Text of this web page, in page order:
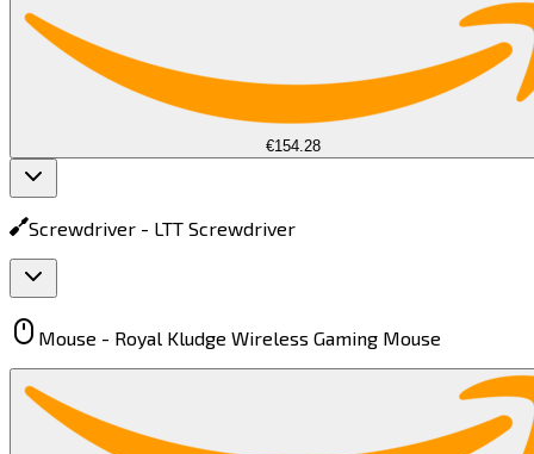
€154.28
Screwdriver - LTT Screwdriver​​​​‌ ‍ ​‍​‍‌‍ ‌ ​‍‌‍‍‌‌‍‌ ‌‍‍‌‌‍ ‍​‍​‍​ ‍‍​‍​‍‌ ​ ‌‍​‌‌‍ ‍‌‍‍‌‌ ‌​‌ ‍‌​‍ ‍‌‍‍‌‌‍ ​‍​‍​‍ ​​‍​‍‌‍‍​‌ ​‍‌‍‌‌‌‍‌‍​‍​‍​ ‍‍​‍​‍​‍ ‌‍​‌‌‍‌​‌‍ ‌‌‍‍‌‌‍ ‍​‍ ‌‍‍‌‌‍ ‍‌ ‌​‌‍‌‌‌‍ ‍‌ ‌​​‍ ‌‍‌‌‌‍‌​‌‍‍‌‌ ‌​​‍ ‌‍ ‌‌‍ ‌‍‌​‌‍‌‌​ ‌‌ ​​‌ ​‍‌‍‌‌‌ ​ ‌‍‌‌‌‍ ‍‌ ‌​‌‍​‌‌ ‌​‌‍‍‌‌‍ ‌‍ ‍​ ‍ ‌‍‍‌‌‍‌​​ ‌​ ‌ ​ ‌​​ ‌ ‌‍​‌‌‍​‌​ ‌‌​ ‌‍​ ‍‌​‍ ‌‌‍​‍‌‍‌‌​ ‌‍‌‍‌‍​‍ ‌​ ‌​​ ​ ‌‍​‍​ ​‍​‍ ‌​ ‍​​ ‌​‌‍‌​​ ‌ ​‍ ‌​ ‌‌‌‍‌​‌‍‌‍​ ​‌​ ​‌​ ‌‍​ ​‌​ ​‌‌‍‌​​ ​​‌‍‌‍​ ​‍​ ‍ ‌ ‌​‌ ‍‌‌ ​​‌‍‌‌​ ‌‌‍ ‌ ‌​‌‍‍​‌‍‌‌‌ ​‍​ ‍ ‌ ​​‌‍​‌‌ ‌​‌‍‍​​ ‌‌‍ ‍‌‍​‌‌‍ ‌‌‍‌‌​ ‌‍​‍‌‍​‌‌ ​ ‌‍‌‌‌‌‌‌‌ ​‍‌‍ ​​ ‌​‍‌‌​ ​‍‌​‌‍‌‍​‌‌‍‌​‌‍ ‌‌‍‍‌‌‍ ‍​‍‌‍‌‍‍‌‌‍‌​​ ‌​ ‌ ​ ‌​​ ‌ ‌‍​‌‌‍​‌​ ‌‌​ ‌‍​ ‍‌​‍ ‌‌‍​‍‌‍‌‌​ ‌‍‌‍‌‍​‍ ‌​ ‌​​ ​ ‌‍​‍​ ​‍​‍ ‌​ ‍​​ ‌​‌‍‌​​ ‌ ​‍ ‌​ ‌‌‌‍‌​‌‍‌‍​ ​‌​ ​‌​ ‌‍​ ​‌​ ​‌‌‍‌​​ ​​‌‍‌‍​ ​‍​‍‌‍‌ ‌​‌ ‍‌‌ ​​‌‍‌‌​ ‌‌‍ ‌ ‌​‌‍‍​‌‍‌‌‌ ​‍​‍‌‍‌ ​​‌‍​‌‌ ‌​‌‍‍​​ ‌‌‍ ‍‌‍​‌‌‍ ‌‌‍‌‌​‍‌‍‌ ​​‌‍‌‌‌ ​‍‌ ​ ‌ ​​‌‍‌‌‌‍​ ‌ ‌​‌‍‍‌‌ ‌‍‌‍‌‌​ ‌‌ ​​‌ ‌‌‌‍​‍‌‍ ​‌‍‍‌‌ ​ ‌‍‍​‌‍‌‌‌‍‌​​‍​‍‌ ‌
Mouse - Royal Kludge Wireless Gaming Mouse​​​​‌ ‍ ​‍​‍‌‍ ‌ ​‍‌‍‍‌‌‍‌ ‌‍‍‌‌‍ ‍​‍​‍​ ‍‍​‍​‍‌ ​ ‌‍​‌‌‍ ‍‌‍‍‌‌ ‌​‌ ‍‌​‍ ‍‌‍‍‌‌‍ ​‍​‍​‍ ​​‍​‍‌‍‍​‌ ​‍‌‍‌‌‌‍‌‍​‍​‍​ ‍‍​‍​‍​‍ ‌‍​‌‌‍‌​‌‍ ‌‌‍‍‌‌‍ ‍​‍ ‌‍‍‌‌‍ ‍‌ ‌​‌‍‌‌‌‍ ‍‌ ‌​​‍ ‌‍‌‌‌‍‌​‌‍‍‌‌ ‌​​‍ ‌‍ ‌‌‍ ‌‍‌​‌‍‌‌​ ‌‌ ​​‌ ​‍‌‍‌‌‌ ​ ‌‍‌‌‌‍ ‍‌ ‌​‌‍​‌‌ ‌​‌‍‍‌‌‍ ‌‍ ‍​ ‍ ‌‍‍‌‌‍‌​​ ‌‌‍‌‌​ ‍​​ ‌ ‌‍​ ​ ​​​ ​ ​ ‌‍​ ​ ​‍ ‌​ ‌​​ ‍‌​ ​‍​ ‌‍​‍ ‌​ ‌​​ ​ ​ ‌ ​ ‍​​‍ ‌​ ‍​‌‍‌​​ ​ ‌‍‌‌​‍ ‌​ ‌​​ ‍​​ ​‌‌‍‌‍‌‍​‍‌‍‌‌​ ​‌​ ‌ ‌‍‌‌‌‍‌‌‌‍‌‍‌‍​‍​ ‍ ‌ ‌​‌ ‍‌‌ ​​‌‍‌‌​ ‌‌‍ ‌ ‌​‌‍‍​‌‍‌‌‌ ​‍​ ‍ ‌ ​​‌‍​‌‌ ‌​‌‍‍​​ ‌‌‍ ‍‌‍​‌‌‍ ‌‌‍‌‌​ ‌‍​‍‌‍​‌‌ ​ ‌‍‌‌‌‌‌‌‌ ​‍‌‍ ​​ ‌​‍‌‌​ ​‍‌​‌‍‌‍​‌‌‍‌​‌‍ ‌‌‍‍‌‌‍ ‍​‍‌‍‌‍‍‌‌‍‌​​ ‌‌‍‌‌​ ‍​​ ‌ ‌‍​ ​ ​​​ ​ ​ ‌‍​ ​ ​‍ ‌​ ‌​​ ‍‌​ ​‍​ ‌‍​‍ ‌​ ‌​​ ​ ​ ‌ ​ ‍​​‍ ‌​ ‍​‌‍‌​​ ​ ‌‍‌‌​‍ ‌​ ‌​​ ‍​​ ​‌‌‍‌‍‌‍​‍‌‍‌‌​ ​‌​ ‌ ‌‍‌‌‌‍‌‌‌‍‌‍‌‍​‍​‍‌‍‌ ‌​‌ ‍‌‌ ​​‌‍‌‌​ ‌‌‍ ‌ ‌​‌‍‍​‌‍‌‌‌ ​‍​‍‌‍‌ ​​‌‍​‌‌ ‌​‌‍‍​​ ‌‌‍ ‍‌‍​‌‌‍ ‌‌‍‌‌​‍‌‍‌ ​​‌‍‌‌‌ ​‍‌ ​ ‌ ​​‌‍‌‌‌‍​ ‌ ‌​‌‍‍‌‌ ‌‍‌‍‌‌​ ‌‌ ​​‌ ‌‌‌‍​‍‌‍ ​‌‍‍‌‌ ​ ‌‍‍​‌‍‌‌‌‍‌​​‍​‍‌ ‌